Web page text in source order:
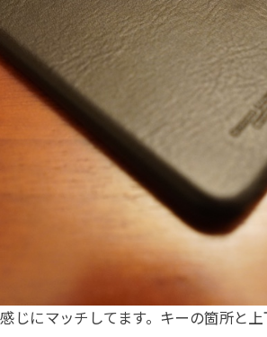
じにマッチしてます。キーの箇所と上